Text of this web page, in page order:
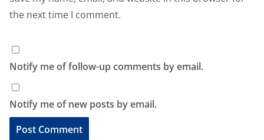
the next time I comment.
Notify me of follow-up comments by email.
Notify me of new posts by email.